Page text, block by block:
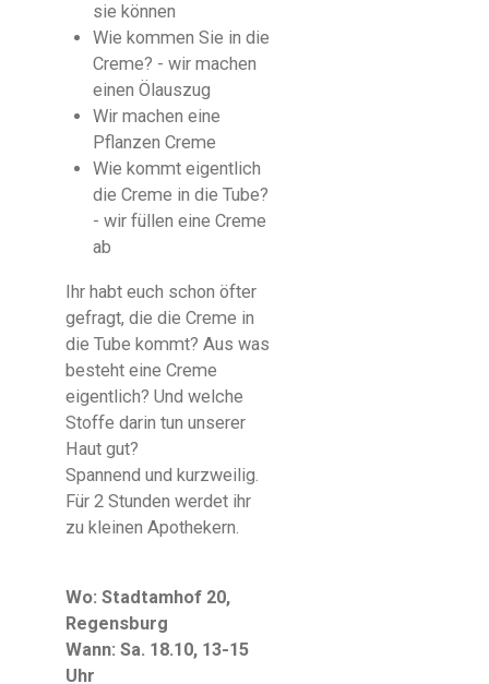
sie können
Wie kommen Sie in die
Creme? - wir machen
einen Ölauszug
Wir machen eine
Pflanzen Creme
Wie kommt eigentlich
die Creme in die Tube?
- wir füllen eine Creme
ab
Ihr habt euch schon öfter
gefragt, die die Creme in
die Tube kommt? Aus was
besteht eine Creme
eigentlich? Und welche
Stoffe darin tun unserer
Haut gut?
Spannend und kurzweilig.
Für 2 Stunden werdet ihr
zu kleinen Apothekern.
Wo: Stadtamhof 20,
Regensburg
Wann: Sa. 18.10, 13-15
Uhr